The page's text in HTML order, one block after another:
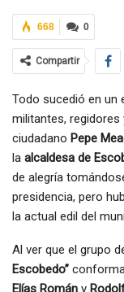
0
668
Compartir
Todo sucedió en un
militantes, regidores
ciudadano Pepe
la alcaldesa de
de alegría
presidencia, pero
la actual edil del
Al ver que el grupo
Escobedo”
Elías Román y